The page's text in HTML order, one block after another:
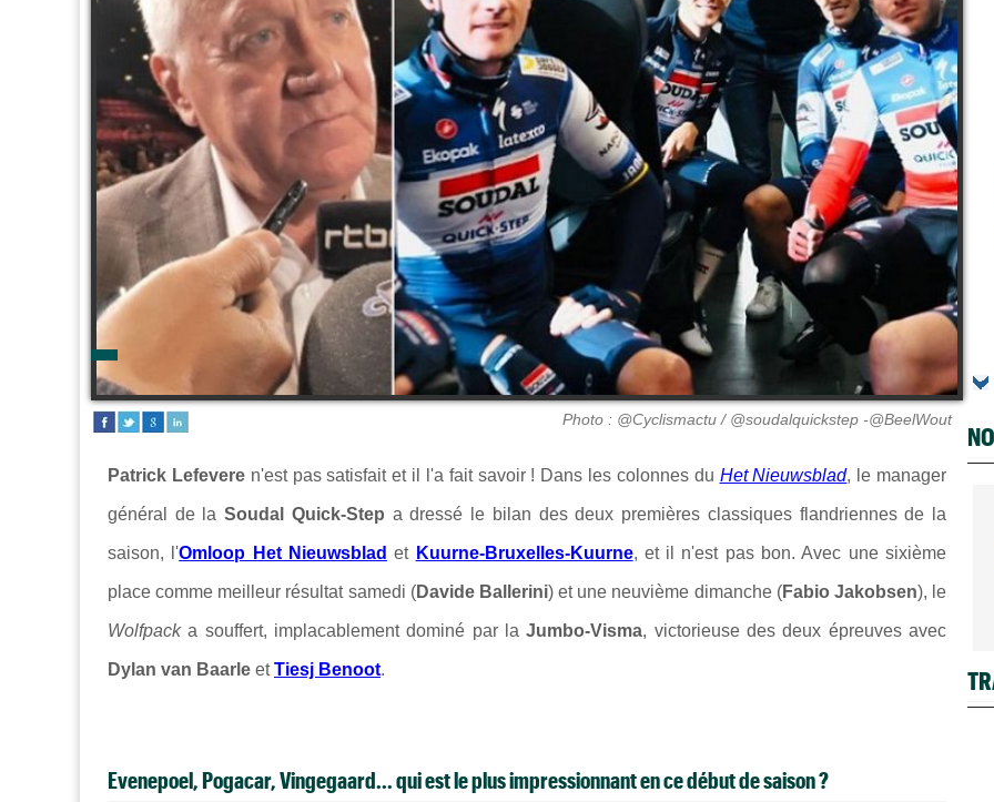
Photo : @Cyclismactu / @soudalquickstep -@BeelWout
Patrick Lefeveren'est pas satisfait et il l'a fait savoir ! Dans les colonnes du Het Nieuwsblad, le manager
général de laSoudal Quick-Step a dressé le bilan des deux premières classiques flandriennes de la
saison, l'Omloop Het Nieuwsblad et Kuurne-Bruxelles-Kuurne, et il n'est pas bon. Avec une sixième
place comme meilleur résultat samedi (Davide Ballerini) et une neuvième dimanche (Fabio Jakobsen), le
Wolfpacka souffert, implacablement dominé par laJumbo-Visma, victorieuse des deux épreuves avec
Dylan van Baarle etTiesj Benoot.
Evenepoel, Pogacar, Vingegaard... qui est le plus impressionnant en ce début de saison ?